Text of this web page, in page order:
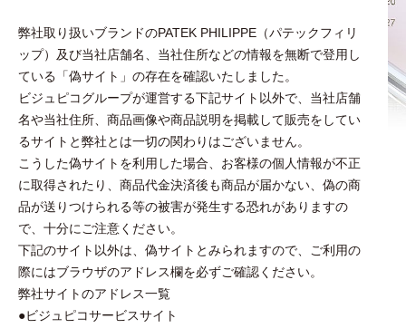
弊社取り扱いブランドのPATEK PHILIPPE（パテックフィリ
ップ）及び当社店舗名、当社住所などの情報を無断で登用し
ている「偽サイト」の存在を確認いたしました。
ビジュピコグループが運営する下記サイト以外で、当社店舗
名や当社住所、商品画像や商品説明を掲載して販売をしてい
るサイトと弊社とは一切の関わりはございません。
こうした偽サイトを利用した場合、お客様の個人情報が不正
に取得されたり、商品代金決済後も商品が届かない、偽の商
品が送りつけられる等の被害が発生する恐れがありますの
で、十分にご注意ください。
下記のサイト以外は、偽サイトとみられますので、ご利用の
際にはブラウザのアドレス欄を必ずご確認ください。
弊社サイトのアドレス一覧
●ビジュピコサービスサイト